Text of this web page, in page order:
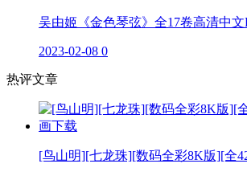
吴由姬《金色琴弦》全17卷高清中
2023-02-08 0
热评文章
[鸟山明][七龙珠][数码全彩8K版][全